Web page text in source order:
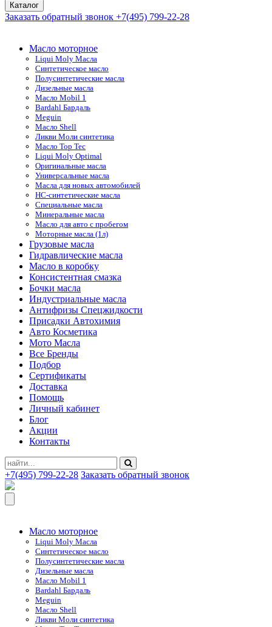
Каталог
Заказать обратный звонок +7(495) 799-22-28
Масло моторное
Liqui Moly Масла
Синтетическое масло
Полусинтетические масла
Дизельные масла
Масло Mobil 1
Bardahl Бардаль
Meguin
Масло Shell
Ликви Моли синтетика
Масло Top Tec
Liqui Moly Optimal
Оригинальные масла
Универсальные масла
Масла для новых автомобилей
HC-синтетические масла
Специальные масла
Минеральные масла
Масло для авто с пробегом
Моторные масла (1л)
Грузовые масла
Гидравлические масла
Масло в коробку
Консистентная смазка
Бочки масла
Индустриальные масла
Антифризы Спецжидкости
Присадки Автохимия
Авто Косметика
Мото Масла
Все Бренды
Подбор
Сертификаты
Доставка
Помощь
Личный кабинет
Блог
Акции
Контакты
+7(495) 799-22-28 Заказать обратный звонок
Масло моторное
Liqui Moly Масла
Синтетическое масло
Полусинтетические масла
Дизельные масла
Масло Mobil 1
Bardahl Бардаль
Meguin
Масло Shell
Ликви Моли синтетика